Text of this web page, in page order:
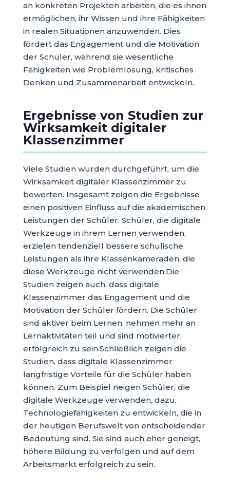
an konkreten Projekten arbeiten, die es ihnen
ermöglichen, ihr Wissen und ihre Fähigkeiten
in realen Situationen anzuwenden. Dies
fördert das Engagement und die Motivation
der Schüler, während sie wesentliche
Fähigkeiten wie Problemlösung, kritisches
Denken und Zusammenarbeit entwickeln.
Ergebnisse von Studien zur
Wirksamkeit digitaler
Klassenzimmer
Viele Studien wurden durchgeführt, um die
Wirksamkeit digitaler Klassenzimmer zu
bewerten. Insgesamt zeigen die Ergebnisse
einen positiven Einfluss auf die akademischen
Leistungen der Schüler. Schüler, die digitale
Werkzeuge in ihrem Lernen verwenden,
erzielen tendenziell bessere schulische
Leistungen als ihre Klassenkameraden, die
diese Werkzeuge nicht verwenden.Die
Studien zeigen auch, dass digitale
Klassenzimmer das Engagement und die
Motivation der Schüler fördern. Die Schüler
sind aktiver beim Lernen, nehmen mehr an
Lernaktivitäten teil und sind motivierter,
erfolgreich zu sein.Schließlich zeigen die
Studien, dass digitale Klassenzimmer
langfristige Vorteile für die Schüler haben
können. Zum Beispiel neigen Schüler, die
digitale Werkzeuge verwenden, dazu,
Technologiefähigkeiten zu entwickeln, die in
der heutigen Berufswelt von entscheidender
Bedeutung sind. Sie sind auch eher geneigt,
höhere Bildung zu verfolgen und auf dem
Arbeitsmarkt erfolgreich zu sein.